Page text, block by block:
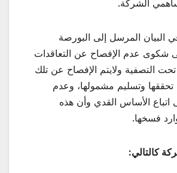
الشركة.
البيان المرسل إلى البورصة
شكوى عدم الإفصاح عن التعاقدات
تحت التصفية ولايتم الإفصاح عن تلك
تحققها وتسليم مشمولها، وعدم
اتباع الأساس القدي وأن هذه
فسخها.
كالتالي: